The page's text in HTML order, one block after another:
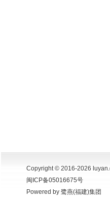
Copyright © 2016-2026
闽ICP备05016675号
Powered by 鹭燕(福建)集团